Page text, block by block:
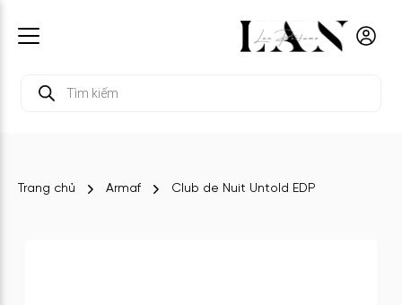
kiếm
Trang chủ Armaf Club de Nuit Untold EDP